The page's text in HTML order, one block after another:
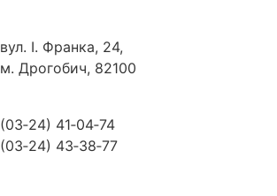
вул. І. Франка, 24,
м. Дрогобич, 82100
(03‑24) 41‑04‑74
(03‑24) 43‑38‑77